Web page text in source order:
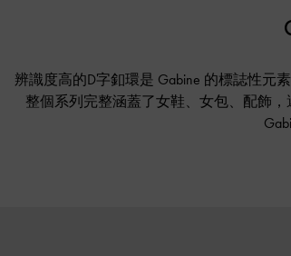
辨識度高的D字釦環是 Gabine 的標誌性元
整個系列完整涵蓋了女鞋、女包、配飾，